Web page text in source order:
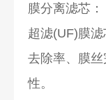
膜分离滤芯：
超滤(UF)膜
去除率、膜
性。